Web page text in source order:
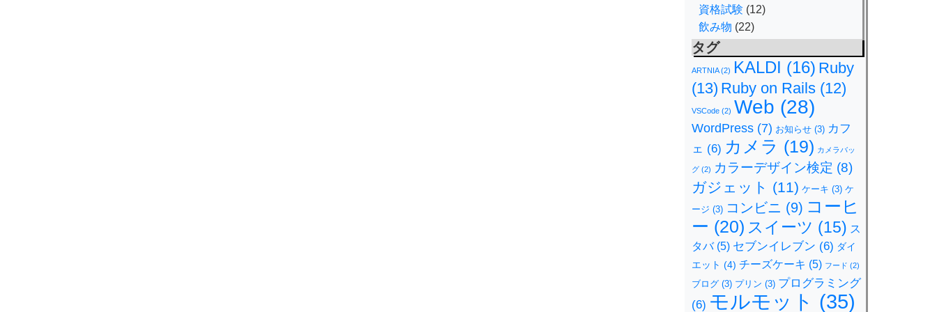
資格試験 (12)
飲み物 (22)
タグ
ARTNIA(2) KALDI (16) Ruby
(13) Ruby on Rails (12)
VSCode (2) Web (28)
WordPress (7) お知らせ (3) カフ
ェ (6) カメラ (19) カメラバッ
グ (2) カラーデザイン検定 (8)
ガジェット (11) ケーキ (3) ケ
ージ (3) コンビニ (9) コーヒ
ー (20) スイーツ (15) ス
タバ(5) セブンイレブン (6) ダイ
エット (4) チーズケーキ (5) フード (2)
ブログ (3) プリン (3) プログラミング
(6) モルモット (35)